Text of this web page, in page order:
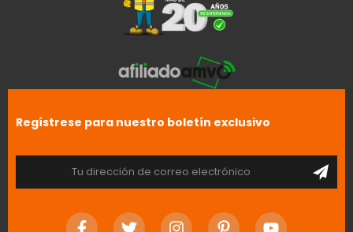
Regístrese para nuestro boletín exclusivo